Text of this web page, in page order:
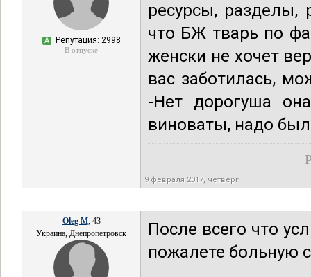
А Репутация: 2998
В отпуске
ресурсы,
что БЖ тварь по
женски не хочет
вас заботилась,
-Нет дорогуша
виноваты, надо
9 февраля 2017, четверг
Oleg M, 43
Украина, Днепропетровск
После всего что
пожалете больную